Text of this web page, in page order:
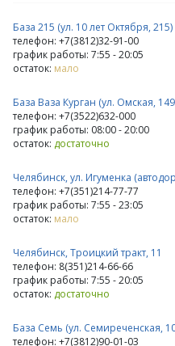
База 215 (ул. 10 лет Октября, 215)
телефон: +7(3812)32-91-00
график работы: 7:55 - 20:05
остаток: мало
База Ваза Курган (ул. Омская,
телефон: +7(3522)632-000
график работы: 08:00 - 20:00
остаток: достаточно
Челябинск, ул. Игуменка
телефон: +7(351)214-77-77
график работы: 7:55 - 23:05
остаток: мало
Челябинск, Троицкий тракт, 11
телефон: 8(351)214-66-66
график работы: 7:55 - 20:05
остаток: достаточно
База Семь (ул. Семиреченская,
телефон: +7(3812)90-01-03